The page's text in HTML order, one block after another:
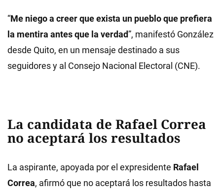
“Me niego a creer que exista un pueblo que prefiera
la mentira antes que la verdad”, manifestó González
desde Quito, en un mensaje destinado a sus
seguidores y al Consejo Nacional Electoral (CNE).
La candidata de Rafael Correa
no aceptará los resultados
La aspirante, apoyada por el expresidente Rafael
Correa, afirmó que no aceptará los resultados hasta